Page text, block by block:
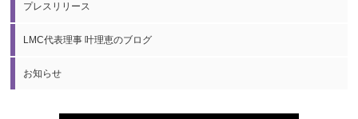
プレスリリース
LMC代表理事 叶理恵のブログ
お知らせ